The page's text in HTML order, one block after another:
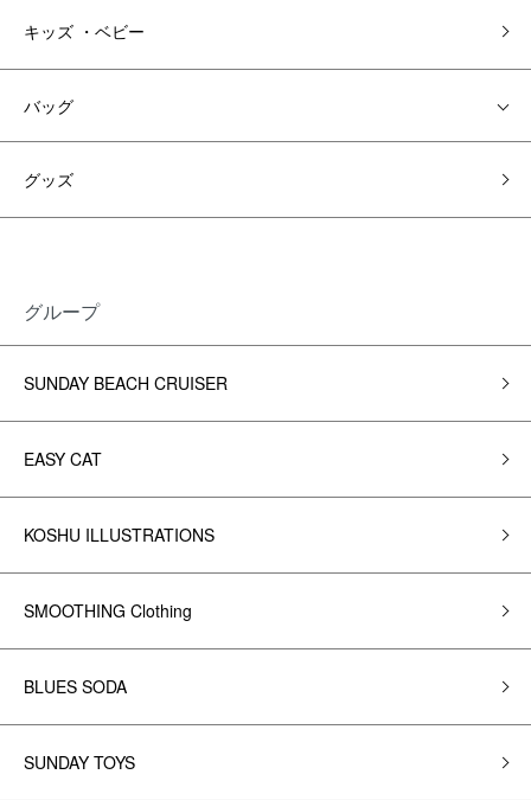
キッズ ・ベビー
バッグ
グッズ
グループ
SUNDAY BEACH CRUISER
EASY CAT
KOSHU ILLUSTRATIONS
SMOOTHING Clothing
BLUES SODA
SUNDAY TOYS